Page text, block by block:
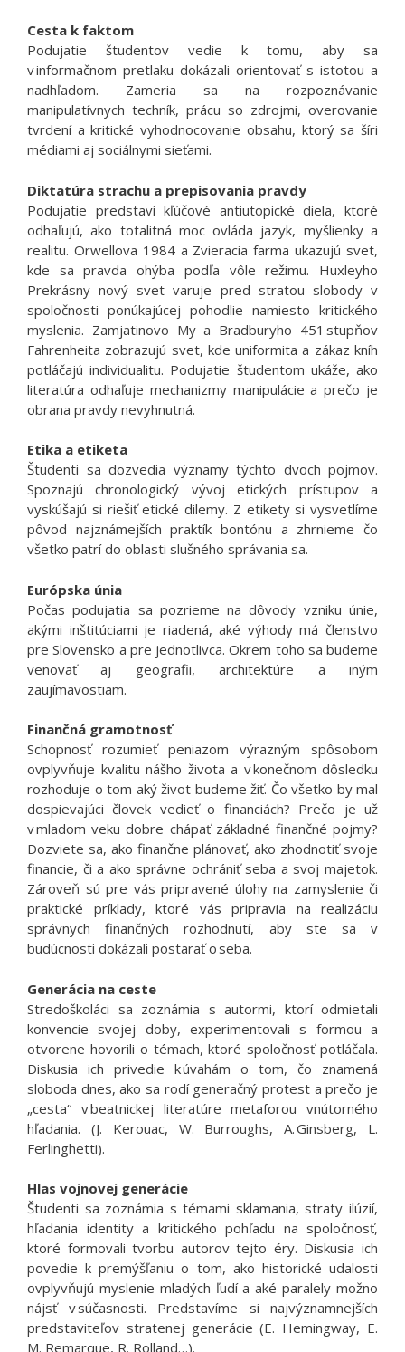
Cesta k faktom
Podujatie študentov vedie k tomu, aby sa
v informačnom pretlaku dokázali orientovať s istotou a
nadhľadom. Zameria sa na rozpoznávanie
manipulatívnych techník, prácu so zdrojmi, overovanie
tvrdení a kritické vyhodnocovanie obsahu, ktorý sa šíri
médiami aj sociálnymi sieťami.
Diktatúra strachu a prepisovania pravdy
Podujatie predstaví kľúčové antiutopické diela, ktoré
odhaľujú, ako totalitná moc ovláda jazyk, myšlienky a
realitu. Orwellova 1984 a Zvieracia farma ukazujú svet,
kde sa pravda ohýba podľa vôle režimu. Huxleyho
Prekrásny nový svet varuje pred stratou slobody v
spoločnosti ponúkajúcej pohodlie namiesto kritického
myslenia. Zamjatinovo My a Bradburyho 451 stupňov
Fahrenheita zobrazujú svet, kde uniformita a zákaz kníh
potláčajú individualitu. Podujatie študentom ukáže, ako
literatúra odhaľuje mechanizmy manipulácie a prečo je
obrana pravdy nevyhnutná.
Etika a etiketa
Študenti sa dozvedia významy týchto dvoch pojmov.
Spoznajú chronologický vývoj etických prístupov a
vyskúšajú si riešiť etické dilemy. Z etikety si vysvetlíme
pôvod najznámejších praktík bontónu a zhrnieme čo
všetko patrí do oblasti slušného správania sa.
Európska únia
Počas podujatia sa pozrieme na dôvody vzniku únie,
akými inštitúciami je riadená, aké výhody má členstvo
pre Slovensko a pre jednotlivca. Okrem toho sa budeme
venovať aj geografii, architektúre a iným
zaujímavostiam.
Finančná gramotnosť
Schopnosť rozumieť peniazom výrazným spôsobom
ovplyvňuje kvalitu nášho života a v konečnom dôsledku
rozhoduje o tom aký život budeme žiť. Čo všetko by mal
dospievajúci človek vedieť o financiách? Prečo je už
v mladom veku dobre chápať základné finančné pojmy?
Dozviete sa, ako finančne plánovať, ako zhodnotiť svoje
financie, či a ako správne ochrániť seba a svoj majetok.
Zároveň sú pre vás pripravené úlohy na zamyslenie či
praktické príklady, ktoré vás pripravia na realizáciu
správnych finančných rozhodnutí, aby ste sa v
budúcnosti dokázali postarať o seba.
Generácia na ceste
Stredoškoláci sa zoznámia s autormi, ktorí odmietali
konvencie svojej doby, experimentovali s formou a
otvorene hovorili o témach, ktoré spoločnosť potláčala.
Diskusia ich privedie k úvahám o tom, čo znamená
sloboda dnes, ako sa rodí generačný protest a prečo je
„cesta“ v beatnickej literatúre metaforou vnútorného
hľadania. (J. Kerouac, W. Burroughs, A. Ginsberg, L.
Ferlinghetti).
Hlas vojnovej generácie
Študenti sa zoznámia s témami sklamania, straty ilúzií,
hľadania identity a kritického pohľadu na spoločnosť,
ktoré formovali tvorbu autorov tejto éry. Diskusia ich
povedie k premýšľaniu o tom, ako historické udalosti
ovplyvňujú myslenie mladých ľudí a aké paralely možno
nájsť v súčasnosti. Predstavíme si najvýznamnejších
predstaviteľov stratenej generácie (E. Hemingway, E.
M. Remarque, R. Rolland…).